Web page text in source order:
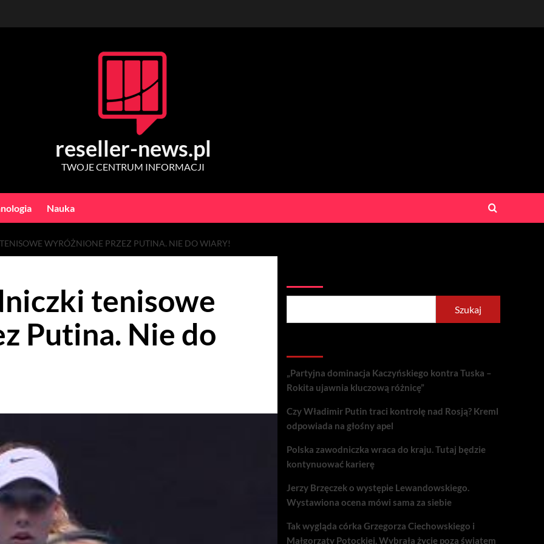
reseller-news.pl
TWOJE CENTRUM INFORMACJI
Nauka
WYRÓŻNIONE PRZEZ PUTINA. NIE DO WIARY!
tenisowe
Putina. Nie do
Szukaj
„Partyjna dominacja Kaczyńskiego kontra Tuska –
Rokita ujawnia kluczową różnicę”
Czy Władimir Putin traci kontrolę nad Rosją? Kreml
odpowiada na głośny apel
Polska zawodniczka wraca do kraju. Tutaj będzie
kontynuować karierę
Jerzy Brzęczek o występie Lewandowskiego.
Wystawiona ocena mówi sama za siebie
Tak wygląda córka Grzegorza Ciechowskiego i
Małgorzaty Potockiej. Wybrała życie poza światem